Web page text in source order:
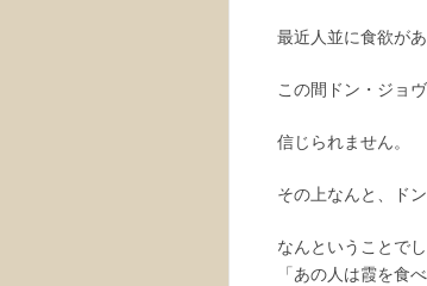
最近人並に食欲があ
この間ドン・ジョ
信じられません。
その上なんと、ド
なんということで
「あの人は霞を食